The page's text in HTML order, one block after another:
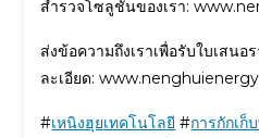
สำรวจโซลูชันของเรา:
ส่งข้อความถึงเราเพื่อรับใบเสน
ละเอียด:
#เหนิงฮุยเทคโนโลยี #การกักเก็